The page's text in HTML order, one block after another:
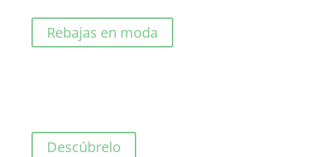
81,00€.40,50€.
Rebajas en moda
Descúbrelo